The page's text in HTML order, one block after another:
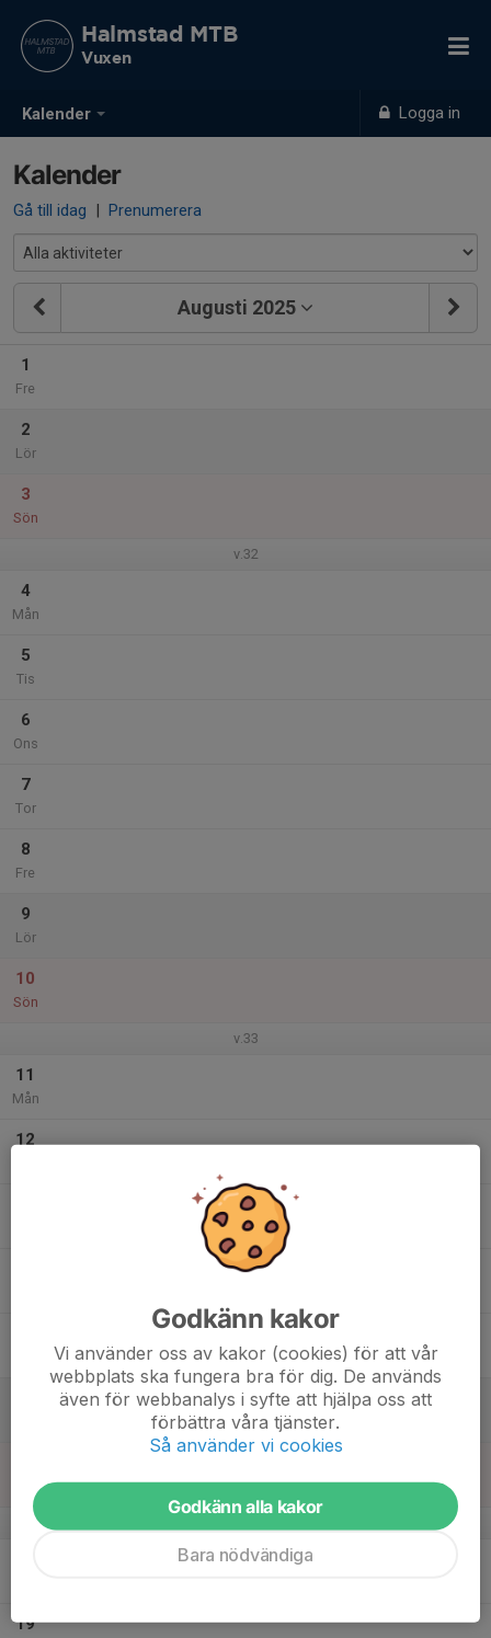
Kalender Logga in
Halmstad MTB
Vuxen
Kalender
Gå till idag | Prenumerera
Augusti 2025
1
Fre
2
Lör
3
Sön
v.32
4
Mån
5
Tis
6
Ons
7
Tor
8
Fre
9
Lör
10
Sön
v.33
11
Mån
12
Trailkidz - Prova på
19
Godkänn kakor
Vi använder oss av kakor (cookies) för att vår
webbplats ska fungera bra för dig. De används
även för webbanalys i syfte att hjälpa oss att
förbättra våra tjänster.
Så använder vi cookies
Godkänn alla kakor
Bara nödvändiga